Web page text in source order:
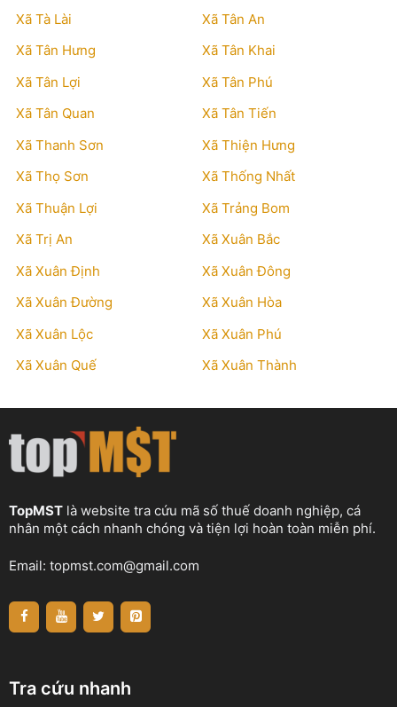
Xã Tà Lài
Xã Tân An
Xã Tân Hưng
Xã Tân Khai
Xã Tân Lợi
Xã Tân Phú
Xã Tân Quan
Xã Tân Tiến
Xã Thanh Sơn
Xã Thiện Hưng
Xã Thọ Sơn
Xã Thống Nhất
Xã Thuận Lợi
Xã Trảng Bom
Xã Trị An
Xã Xuân Bắc
Xã Xuân Định
Xã Xuân Đông
Xã Xuân Đường
Xã Xuân Hòa
Xã Xuân Lộc
Xã Xuân Phú
Xã Xuân Quế
Xã Xuân Thành
TopMST là website tra cứu mã số thuế doanh nghiệp, cá
nhân một cách nhanh chóng và tiện lợi hoàn toàn miễn phí.
Email: topmst.com@gmail.com
Tra cứu nhanh